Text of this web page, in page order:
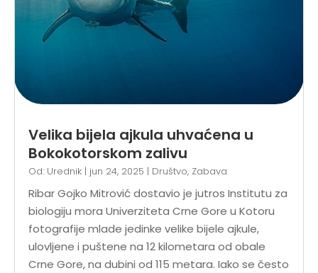
Velika bijela ajkula uhvaćena u
Bokokotorskom zalivu
Od: Urednik | jun 24, 2025 | Društvo, Zabava
Ribar Gojko Mitrović dostavio je jutros Institutu za
biologiju mora Univerziteta Crne Gore u Kotoru
fotografije mlade jedinke velike bijele ajkule,
ulovljene i puštene na 12 kilometara od obale
Crne Gore, na dubini od 115 metara. Iako se često